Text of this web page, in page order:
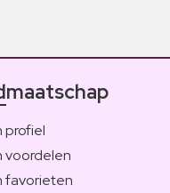
profiel
voordelen
favorieten